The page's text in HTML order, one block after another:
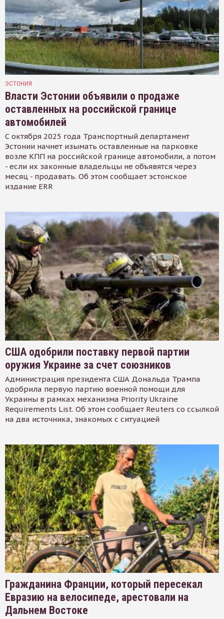
ЭСТОНИЯ
Власти Эстонии объявили о продаже
оставленных на российской границе
автомобилей
С октября 2025 года Транспортный департамент
Эстонии начнет изымать оставленные на парковке
возле КПП на российской границе автомобили, а потом
- если их законные владельцы не объявятся через
месяц - продавать. Об этом сообщает эстонское
издание ERR
США одобрили поставку первой партии
оружия Украине за счет союзников
Администрация президента США Дональда Трампа
одобрила первую партию военной помощи для
Украины в рамках механизма Priority Ukraine
Requirements List. Об этом сообщает Reuters со ссылкой
на два источника, знакомых с ситуацией
Гражданина Франции, который пересекал
Евразию на велосипеде, арестовали на
Дальнем Востоке